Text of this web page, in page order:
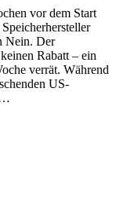
vor dem Start
Nein. Der
Rabatt – ein
verrät. Während
US-